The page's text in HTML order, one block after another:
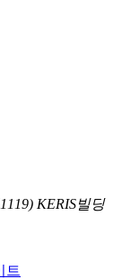
KERIS빌딩